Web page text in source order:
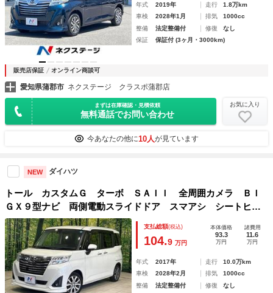
年式 2019年 走行
1.8万km
車検
2028年1月 排気
1000cc
整備
法定整備付 修復
なし
保証
保証付 (3ヶ月・3000km)
販売店保証 オンライン商談可
愛知県蒲郡市 ネクステージ クラスポ蒲郡店
まずは在庫確認・見積依頼
無料通話でお問い合わせ
お気に入り
今あなたの他に10人が見ています
NEW ダイハツ
トール カスタムＧ ターボ ＳＡＩＩ 全周囲カメラ ＢＩ
ＧＸ９型ナビ 両側電動スライドドア スマアシ シートヒー
ター ＬＥＤヘッドランプ Ｂｌｕｅｔｏｏｔｈ ＥＴＣ 純
正１５インチアルミ クルコン シートバックテーブル
支払総額(税込)
104.9 万円
本体価格
93.3
万円
諸費用
11.6
万円
年式 2017年 走行
10.0万km
車検
2028年2月 排気
1000cc
整備
法定整備付 修復
なし